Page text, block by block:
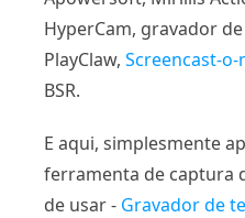
HyperCam, gravador
PlayClaw, Screencast-o-
BSR.
E aqui, simplesmente
ferramenta de captura
de usar - Gravador de